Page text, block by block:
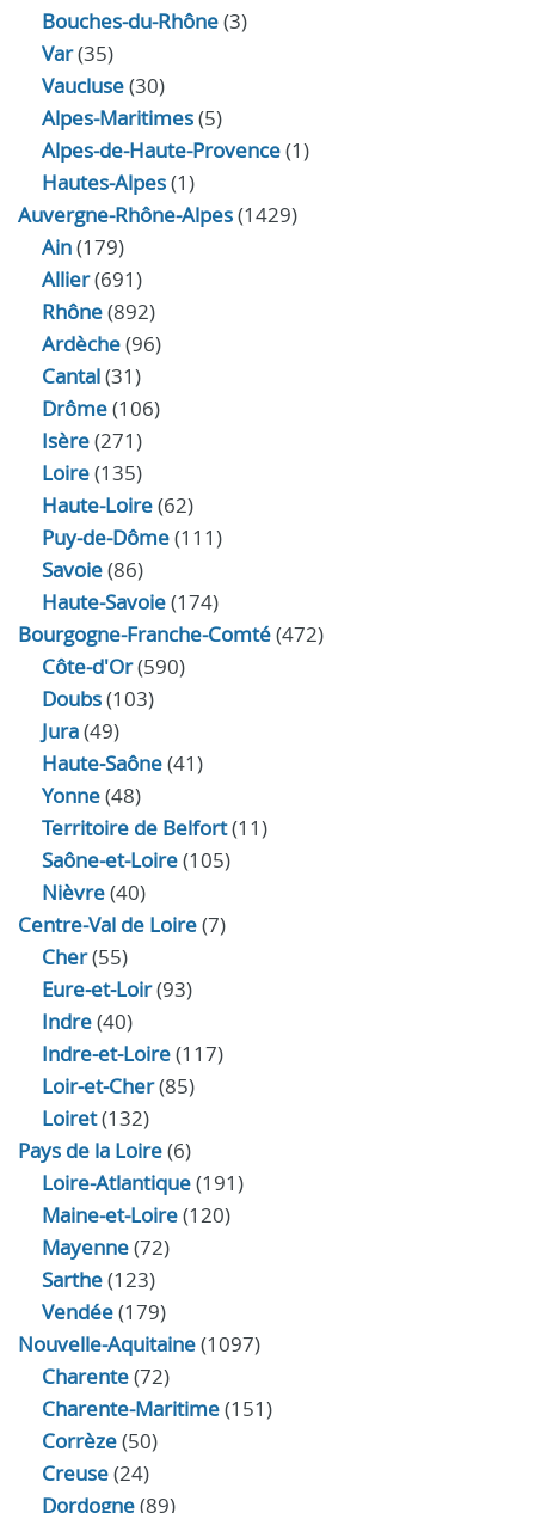
Bouches-du-Rhône(3)
Var(35)
Vaucluse(30)
Alpes-Maritimes(5)
Alpes-de-Haute-Provence(1)
Hautes-Alpes(1)
Auvergne-Rhône-Alpes(1429)
Ain(179)
Allier(691)
Rhône(892)
Ardèche(96)
Cantal(31)
Drôme(106)
Isère(271)
Loire(135)
Haute-Loire(62)
Puy-de-Dôme(111)
Savoie(86)
Haute-Savoie(174)
Bourgogne-Franche-Comté(472)
Côte-d'Or(590)
Doubs(103)
Jura(49)
Haute‑Saône(41)
Yonne(48)
Territoire de Belfort(11)
Saône-et-Loire(105)
Nièvre(40)
Centre-Val de Loire(7)
Cher(55)
Eure‑et‑Loir(93)
Indre(40)
Indre‑et‑Loire(117)
Loir‑et‑Cher(85)
Loiret(132)
Pays de la Loire(6)
Loire-Atlantique(191)
Maine-et-Loire(120)
Mayenne(72)
Sarthe(123)
Vendée(179)
Nouvelle-Aquitaine(1097)
Charente(72)
Charente-Maritime(151)
Corrèze(50)
Creuse(24)
Dordogne(89)